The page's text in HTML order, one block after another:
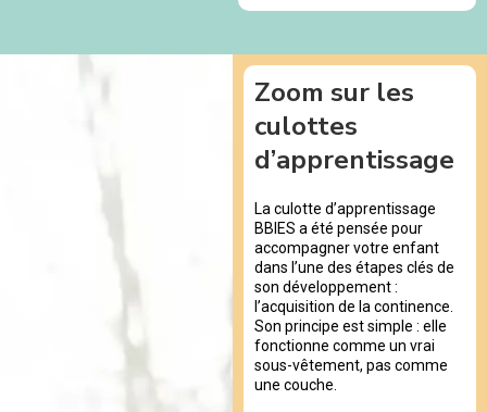
Zoom sur les
culottes
d’apprentissage
La culotte d’apprentissage
BBIES a été pensée pour
accompagner votre enfant
dans l’une des étapes clés de
son développement :
l’acquisition de la continence.
Son principe est simple : elle
fonctionne comme un vrai
sous-vêtement, pas comme
une couche.